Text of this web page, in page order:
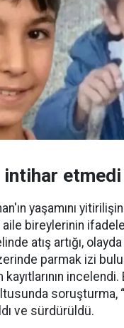
intihar etmedi
yaşamını
aile bireylerinin
atış artığı, olayda
parmak izi
soruşturma,
ve sürdürüldü.